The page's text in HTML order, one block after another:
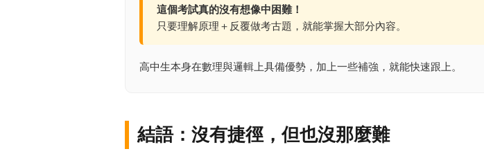
這個考試真的沒有想像中困難！
只要理解原理＋反覆做考古題，就能掌握大部分內容。
高中生本身在數理與邏輯上具備優勢，加上一些補強，就能快速跟上。
結語：沒有捷徑，但也沒那麼難